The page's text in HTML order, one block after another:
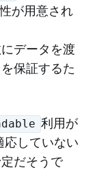
が用意され
データを渡
保証するた
利用が
応していない
だそうで